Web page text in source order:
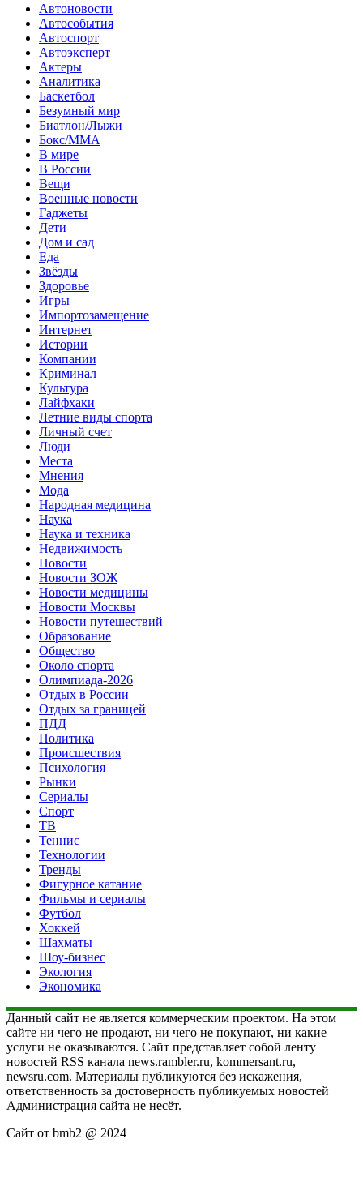
Автоновости
Автособытия
Автоспорт
Автоэксперт
Актеры
Аналитика
Баскетбол
Безумный мир
Биатлон/Лыжи
Бокс/MMA
В мире
В России
Вещи
Военные новости
Гаджеты
Дети
Дом и сад
Еда
Звёзды
Здоровье
Игры
Импортозамещение
Интернет
Истории
Компании
Криминал
Культура
Лайфхаки
Летние виды спорта
Личный счет
Люди
Места
Мнения
Мода
Народная медицина
Наука
Наука и техника
Недвижимость
Новости
Новости ЗОЖ
Новости медицины
Новости Москвы
Новости путешествий
Образование
Общество
Около спорта
Олимпиада-2026
Отдых в России
Отдых за границей
ПДД
Политика
Происшествия
Психология
Рынки
Сериалы
Спорт
ТВ
Теннис
Технологии
Тренды
Фигурное катание
Фильмы и сериалы
Футбол
Хоккей
Шахматы
Шоу-бизнес
Экология
Экономика
Данный сайт не является коммерческим проектом. На этом
сайте ни чего не продают, ни чего не покупают, ни какие
услуги не оказываются. Сайт представляет собой ленту
новостей RSS канала news.rambler.ru, kommersant.ru,
newsru.com. Материалы публикуются без искажения,
ответственность за достоверность публикуемых новостей
Администрация сайта не несёт.
Сайт от bmb2 @ 2024